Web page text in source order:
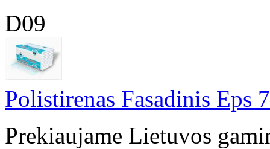
D09
Polistirenas Fasadinis Eps
Prekiaujame Lietuvos